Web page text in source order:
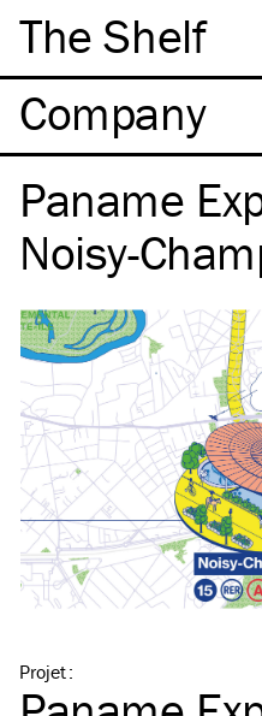
The Shelf
Company
Paname
Noisy-
Projet: